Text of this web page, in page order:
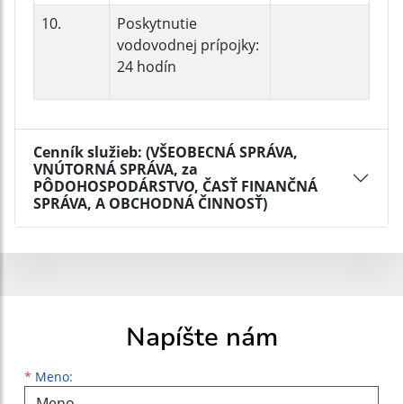
10.
Poskytnutie
vodovodnej prípojky:
24 hodín
Cenník služieb: (VŠEOBECNÁ SPRÁVA,
VNÚTORNÁ SPRÁVA, za
PÔDOHOSPODÁRSTVO, ČASŤ FINANČNÁ
SPRÁVA, A OBCHODNÁ ČINNOSŤ)
Napíšte nám
* Meno:
Meno
Priezvisko
E-mailová adresa